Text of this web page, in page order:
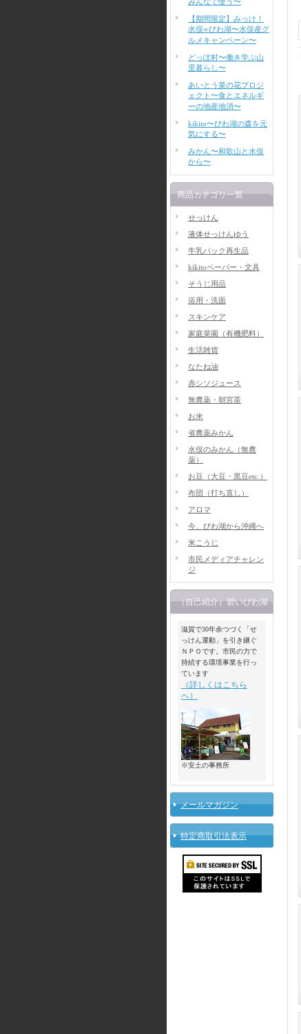
みんなで使う〜
【期間限定】みっけ！
水俣∞びわ湖〜水俣産グ
ルメキャンペーン〜
どっぽ村〜働き学ぶ山
里暮らし〜
あいとう菜の花プロジ
ェクト〜食とエネルギ
ーの地産地消〜
kikito〜びわ湖の森を元
気にする〜
みかん〜和歌山と水俣
から〜
商品カテゴリ一覧
せっけん
液体せっけんゆう
牛乳パック再生品
kikitoペーパー・文具
そうじ用品
浴用・洗面
スキンケア
家庭菜園（有機肥料）
生活雑貨
なたね油
赤シソジュース
無農薬・朝宮茶
お米
省農薬みかん
水俣のみかん（無農
薬）
お豆（大豆・黒豆etc.）
布団（打ち直し）
アロマ
今、びわ湖から沖縄へ
米こうじ
市民メディアチャレン
ジ
（自己紹介）碧いびわ湖
滋賀で30年余つづく「せ
っけん運動」を引き継ぐ
ＮＰＯです。市民の力で
持続する環境事業を行っ
ています
（詳しくはこちら
へ）
※安土の事務所
メールマガジン
特定商取引法表示